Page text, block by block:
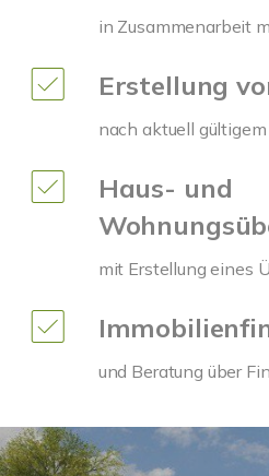
in Zusammenarbeit
Erstellung
nach aktuell
Haus- und
mit Erstellung eines
und Beratung über